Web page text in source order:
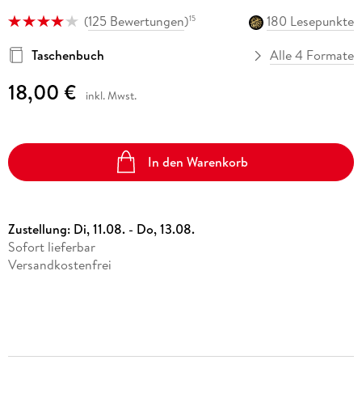
(125 Bewertungen)15
180 Lesepunkte
Taschenbuch
Alle 4 Formate
18,00 € inkl. Mwst.
In den Warenkorb
Zustellung: Di, 11.08. - Do, 13.08.
Sofort lieferbar
Versandkostenfrei